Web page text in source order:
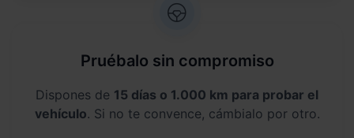
Pruébalo sin compromiso
Dispones de 15 días o 1.000 km para probar el
vehículo. Si no te convence, cámbialo por otro.